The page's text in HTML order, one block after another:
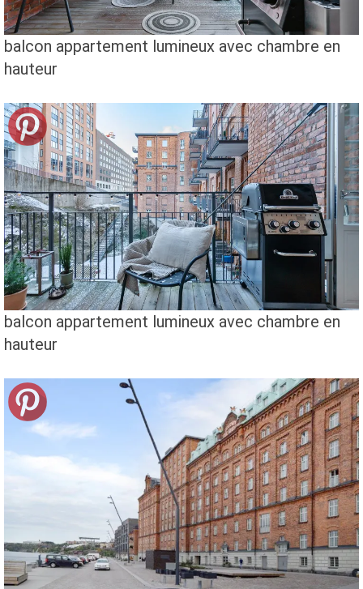
balcon appartement lumineux avec chambre en
hauteur
balcon appartement lumineux avec chambre en
hauteur